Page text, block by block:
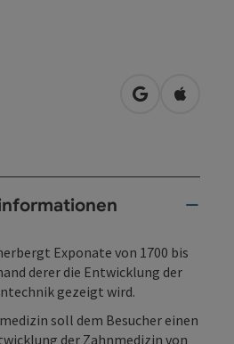
in Google
in
Exponate von 1700 bis
derer die Entwicklung der
gezeigt wird.
soll dem Besucher einen
der Zahnmedizin von